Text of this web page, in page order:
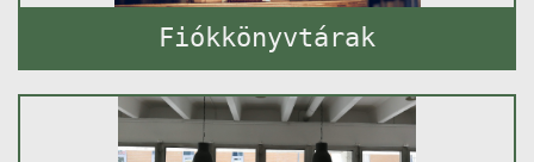
Fiókkönyvtárak